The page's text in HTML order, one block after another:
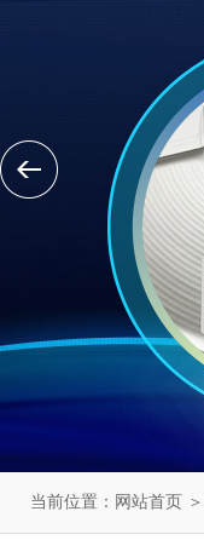
当前位置： 网站首页 ＞